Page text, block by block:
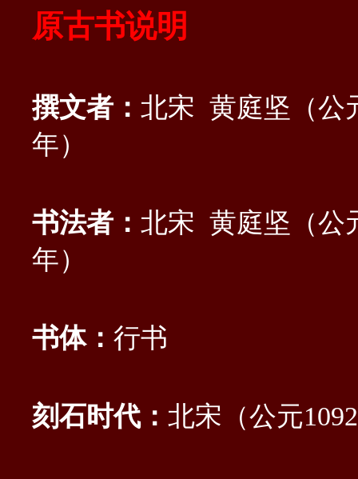
原古书说明
撰文者： 北宋 黄庭坚（公
年）
书法者： 北宋 黄庭坚（公
年）
书体： 行书
刻石时代： 北宋（公元